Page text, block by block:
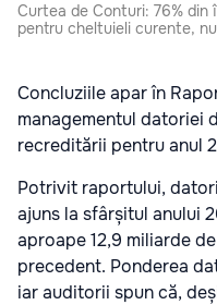
Curtea de Conturi: 76%
pentru cheltuieli curente,
Concluziile apar în
managementul datoriei
recreditării pentru anul
Potrivit raportului,
ajuns la sfârșitul anului
aproape 12,9 miliarde
precedent. Ponderea
iar auditorii spun că,